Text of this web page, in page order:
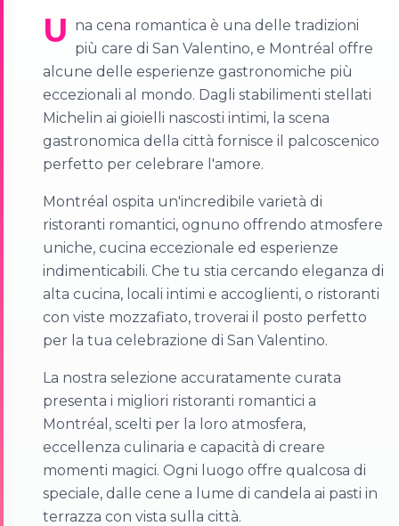
U na cena romantica è una delle tradizioni
più care di San Valentino, e Montréal offre
alcune delle esperienze gastronomiche più
eccezionali al mondo. Dagli stabilimenti stellati
Michelin ai gioielli nascosti intimi, la scena
gastronomica della città fornisce il palcoscenico
perfetto per celebrare l'amore.
Montréal ospita un'incredibile varietà di
ristoranti romantici, ognuno offrendo atmosfere
uniche, cucina eccezionale ed esperienze
indimenticabili. Che tu stia cercando eleganza di
alta cucina, locali intimi e accoglienti, o ristoranti
con viste mozzafiato, troverai il posto perfetto
per la tua celebrazione di San Valentino.
La nostra selezione accuratamente curata
presenta i migliori ristoranti romantici a
Montréal, scelti per la loro atmosfera,
eccellenza culinaria e capacità di creare
momenti magici. Ogni luogo offre qualcosa di
speciale, dalle cene a lume di candela ai pasti in
terrazza con vista sulla città.